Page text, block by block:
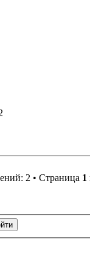
2 • Страница 1